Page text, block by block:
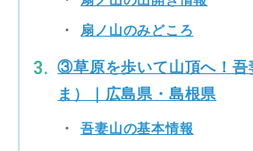
扇ノ山のみどころ
③草原を歩いて山頂へ！吾
ま）｜広島県・島根県
吾妻山の基本情報